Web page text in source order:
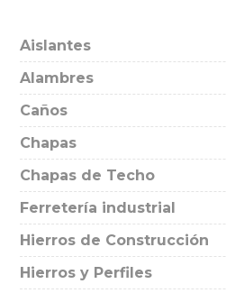
Aislantes
Alambres
Caños
Chapas
Chapas de Techo
Ferretería industrial
Hierros de Construcción
Hierros y Perfiles